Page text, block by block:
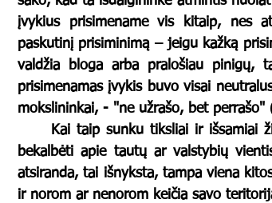
įvykius prisimename vis kitaip, nes
paskutinį prisiminimą – jeigu kažką
valdžia bloga arba pralošiau pinigų,
prisimenamas įvykis buvo visai
mokslininkai, - "ne užrašo, bet
bekalbėti apie tautų ar valstybių
atsiranda, tai išnyksta, tampa viena
ir norom ar nenorom keičia savo